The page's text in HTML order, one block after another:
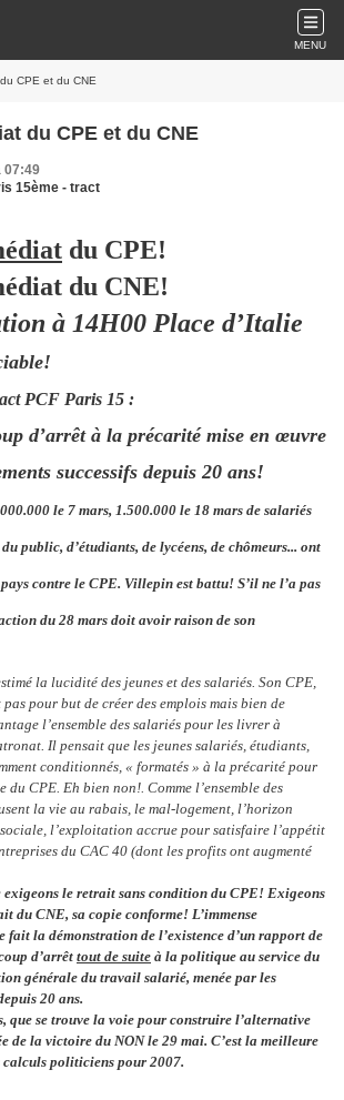
MENU
CPE et du CNE
du CPE et du CNE
07:49
15ème - tract
du CPE!
du CNE!
à 14H00 Place d’Italie
PCF Paris 15 :
d’arrêt à la précarité mise en œuvre
successifs depuis 20 ans!
le 7 mars, 1.500.000 le 18 mars de salariés
public, d’étudiants, de lycéens, de chômeurs... ont
contre le CPE. Villepin est battu! S’il ne l’a pas
du 28 mars doit avoir raison de son
la lucidité des jeunes et des salariés. Son CPE,
pas pour but de créer des emplois mais bien de
l’ensemble des salariés pour les livrer à
Il pensait que les jeunes salariés, étudiants,
conditionnés, « formatés » à la précarité pour
du CPE. Eh bien non!. Comme l’ensemble des
la vie au rabais, le mal-logement, l’horizon
l’exploitation accrue pour satisfaire l’appétit
du CAC 40 (dont les profits ont augmenté
exigeons le retrait sans condition du CPE! Exigeons
du CNE, sa copie conforme! L’immense
la démonstration de l’existence d’un rapport de
d’arrêt tout de suite à la politique au service du
générale du travail salarié, menée par les
20 ans.
que se trouve la voie pour construire l’alternative
de la victoire du NON le 29 mai. C’est la meilleure
calculs politiciens pour 2007.